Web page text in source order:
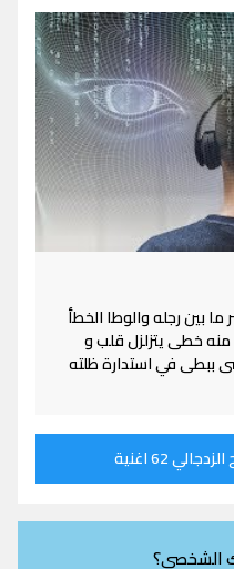
ما بين رجله والوطا الخطأ
خطى يتزلزل قلب و
ببطى في استدارة ظلته
62 اغنية
الشخصي؟